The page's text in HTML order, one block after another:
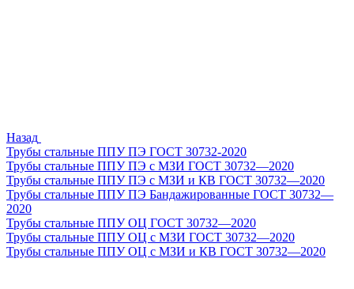
Назад
Трубы стальные ППУ ПЭ ГОСТ 30732-2020
Трубы стальные ППУ ПЭ с МЗИ ГОСТ 30732—2020
Трубы стальные ППУ ПЭ с МЗИ и КВ ГОСТ 30732—2020
Трубы стальные ППУ ПЭ Бандажированные ГОСТ 30732—
2020
Трубы стальные ППУ ОЦ ГОСТ 30732—2020
Трубы стальные ППУ ОЦ с МЗИ ГОСТ 30732—2020
Трубы стальные ППУ ОЦ с МЗИ и КВ ГОСТ 30732—2020